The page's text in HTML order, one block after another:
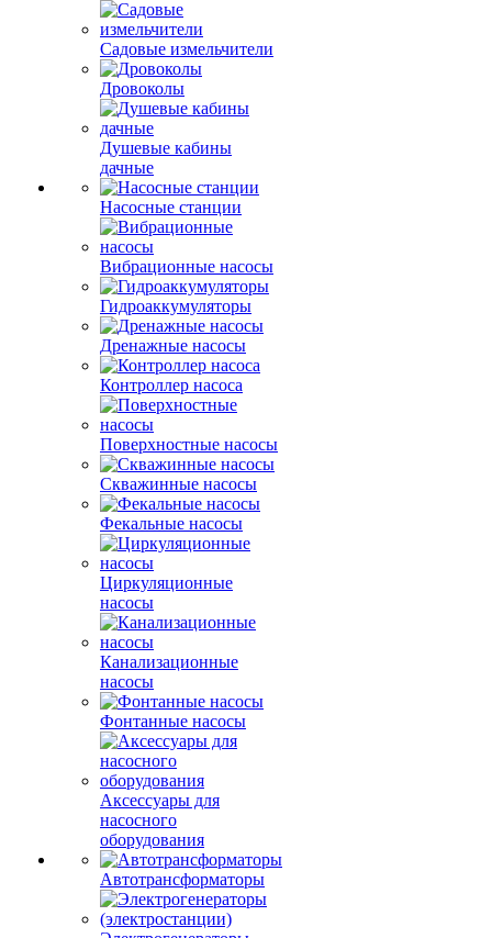
Садовые измельчители
Дровоколы
Душевые кабины
дачные
Насосные станции
Вибрационные насосы
Гидроаккумуляторы
Дренажные насосы
Контроллер насоса
Поверхностные насосы
Скважинные насосы
Фекальные насосы
Циркуляционные
насосы
Канализационные
насосы
Фонтанные насосы
Аксессуары для
насосного
оборудования
Автотрансформаторы